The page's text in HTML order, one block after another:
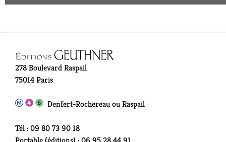
278 Boulevard Raspail
75014 Paris
Denfert-Rochereau ou Raspail
Tél : 09 80 73 90 18